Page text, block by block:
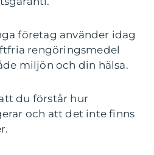
företag använder idag
rengöringsmedel
miljön och din hälsa.
du förstår hur
och att det inte finns